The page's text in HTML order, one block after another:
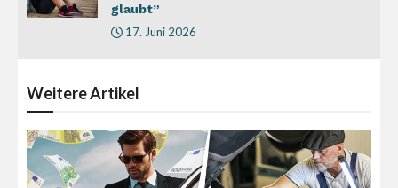
glaubt”
17. Juni 2026
WeitereArtikel